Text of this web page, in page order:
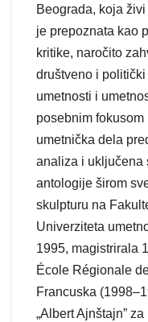
Beograda, koja
je prepoznata kao
kritike, naročito
društveno i
umetnosti i
posebnim
umetnička dela
analiza i uključena
antologije širom
skulpturu na
Univerziteta
1995, magistrirala
École Régionale
Francuska
„Albert Ajnštajn”